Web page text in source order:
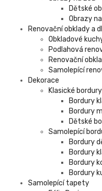
Dětské
Obrazy
Renovační obklady a
Obkladové
Podlahová
Renovační
Samolepící
Dekorace
Klasické bordury
Bordury
Bordury
Dětské
Samolepící
Bordury
Bordury
Bordury
Bordury
Samolepící tapety